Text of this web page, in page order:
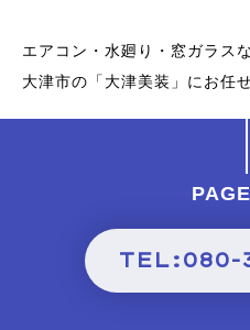
エアコン・水廻り・窓ガラス
大津市の「大津美装」にお任
TEL:080-